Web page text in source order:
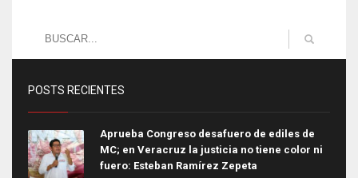
POSTS RECIENTES
Aprueba Congreso desafuero de ediles de
MC; en Veracruz la justicia no tiene color ni
fuero: Esteban Ramírez Zepeta